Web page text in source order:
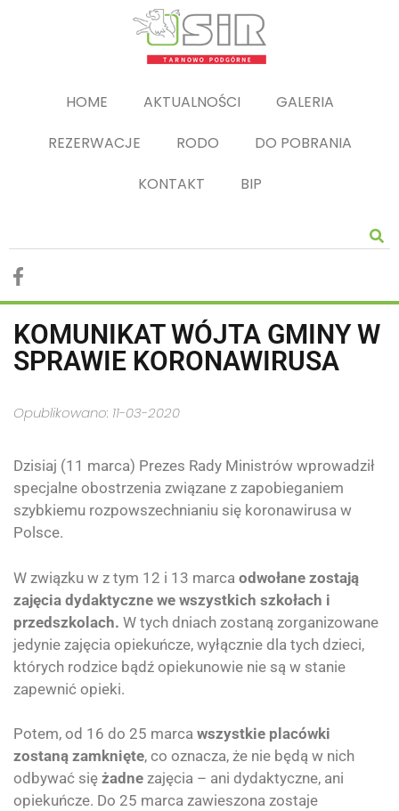
HOME AKTUALNOŚCI
GALERIA
REZERWACJE
RODO
DO POBRANIA
KONTAKT
BIP
KOMUNIKAT WÓJTA GMINY W
SPRAWIE KORONAWIRUSA
Opublikowano: 11-03-2020
Dzisiaj (11 marca) Prezes Rady Ministrów wprowadził
specjalne obostrzenia związane z zapobieganiem
szybkiemu rozpowszechnianiu się koronawirusa w
Polsce.
W związku w z tym 12 i 13 marca odwołane zostają
zajęcia dydaktyczne we wszystkich szkołach i
przedszkolach. W tych dniach zostaną zorganizowane
jedynie zajęcia opiekuńcze, wyłącznie dla tych dzieci,
których rodzice bądź opiekunowie nie są w stanie
zapewnić opieki.
Potem, od 16 do 25 marca wszystkie placówki
zostaną zamknięte, co oznacza, że nie będą w nich
odbywać się żadne zajęcia – ani dydaktyczne, ani
opiekuńcze. Do 25 marca zawieszona zostaje